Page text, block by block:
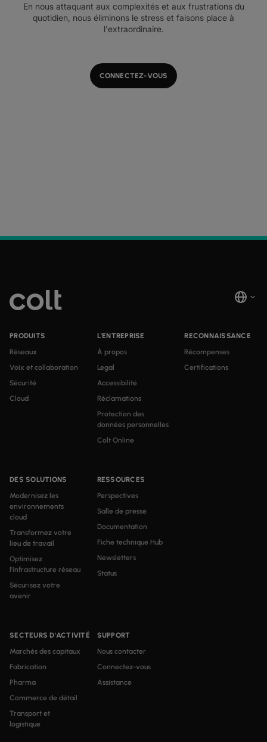
En nous attaquant aux complexités et aux frustrations du
quotidien, nous éliminons le stress et faisons place à
l'extraordinaire.
CONNECTEZ-VOUS
PRODUITS
Réseaux
Voix et collaboration
Sécurité
Cloud
DES SOLUTIONS
Modernisez les
environnements
cloud
Transformez votre
lieu de travail
Optimisez
l'infrastructure réseau
Sécurisez votre
avenir
SECTEURS D'ACTIVITÉ
Marchés des capitaux
Fabrication
Pharma
Commerce de détail
Transport et
logistique
RESSOURCES
Perspectives
Salle de presse
Documentation
Fiche technique Hub
Newsletters
Status
L'ENTREPRISE
À propos
Legal
Accessibilité
Réclamations
Protection des
données personnelles
Colt Online
SUPPORT
Nous contacter
Connectez-vous
Assistance
RECONNAISSANCE
Récompenses
Certifications